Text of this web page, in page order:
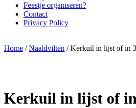
Feestje organiseren?
Contact
Privacy Policy
Home /Naaldvilten / Kerkuil in lijst of in
Kerkuil in lijst of